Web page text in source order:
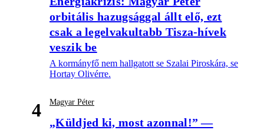
orbitális hazugsággal állt elő, ezt
csak a legelvakultabb Tisza-hívek
veszik be
A kormányfő nem hallgatott se Szalai Piroskára, se
Hortay Olivérre.
4 Magyar Péter
„Küldjed ki, most azonnal!” —